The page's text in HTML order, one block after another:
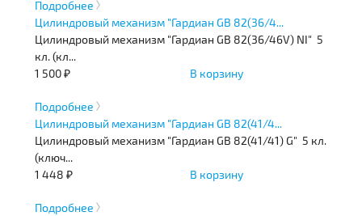
Подробнее
Цилиндровый механизм "Гардиан GB 82(36/4...
Цилиндровый механизм "Гардиан GB 82(36/46V) NI" 5
кл. (кл...
1 500 ₽
В корзину
Подробнее
Цилиндровый механизм "Гардиан GB 82(41/4...
Цилиндровый механизм "Гардиан GB 82(41/41) G" 5 кл.
(ключ...
1 448 ₽
В корзину
Подробнее